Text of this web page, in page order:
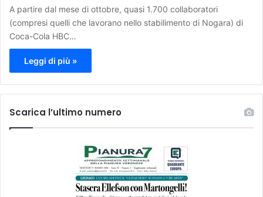
A partire dal mese di ottobre, quasi 1.700 collaboratori
(compresi quelli che lavorano nello stabilimento di Nogara) di
Coca-Cola HBC…
Leggi di più »
Scarica l’ultimo numero